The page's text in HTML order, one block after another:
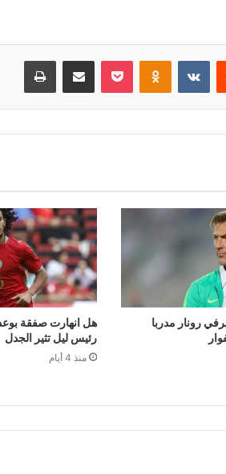
Odnoklassniki
بوكيت مشاركة عبر البريد طباعة
رونار مدربا
هل انهارت صفقة
رئيس ليل تثير الجدل
منذ 4 أيام